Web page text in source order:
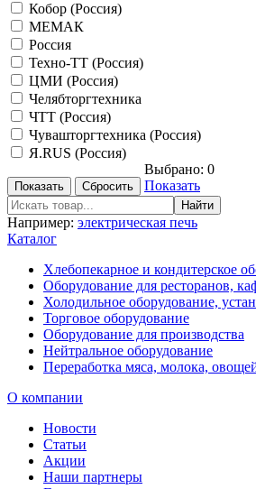
Кобор (Россия)
МЕМАК
Россия
Техно-ТТ (Россия)
ЦМИ (Россия)
Челябторгтехника
ЧТТ (Россия)
Чувашторгтехника (Россия)
Я.RUS (Россия)
Выбрано: 0
Показать
Например: электрическая печь
Каталог
Хлебопекарное и кондитерское
Оборудование для ресторанов,
Холодильное оборудование,
Торговое оборудование
Оборудование для производства
Нейтральное оборудование
Переработка мяса, молока,
О компании
Новости
Статьи
Акции
Наши партнеры